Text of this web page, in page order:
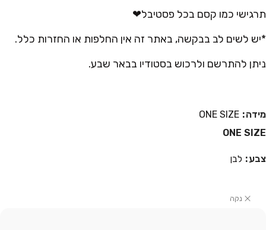
תרגישי כמו קסם בכל פסטיבל❤
*יש לשים לב בבקשה, באתר זה אין החלפות או החזרות כלל.
ניתן להתרשם ולרכוש בסטודיו בבאר שבע.
מידה
ONE SIZE
ONE SIZE
צבע לבן
נקה